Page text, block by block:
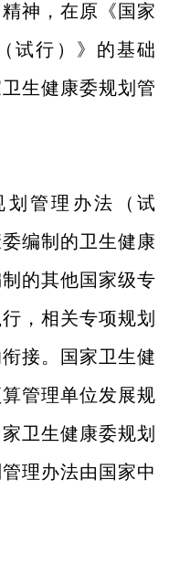
神，在原《国家
试行）》的基础
生健康委规划管
管理办法（试
编制的卫生健康
的其他国家级专
，相关专项规划
接。国家卫生健
管理单位发展规
卫生健康委规划
理办法由国家中